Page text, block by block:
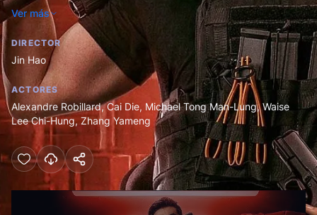
descubrirá que tiene más enemigos de los que pensaba y
tendrá que echar mano de inesperadas alianzas.
Ver más
DIRECTOR
Jin Hao
ACTORES
Alexandre Robillard,Cai Die, Michael Tong Man-Lung,Waise
Lee Chi-Hung, Zhang Yameng